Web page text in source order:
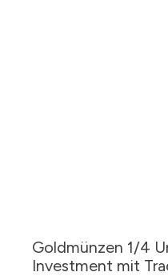
Goldmünzen 1/4
Investment mit